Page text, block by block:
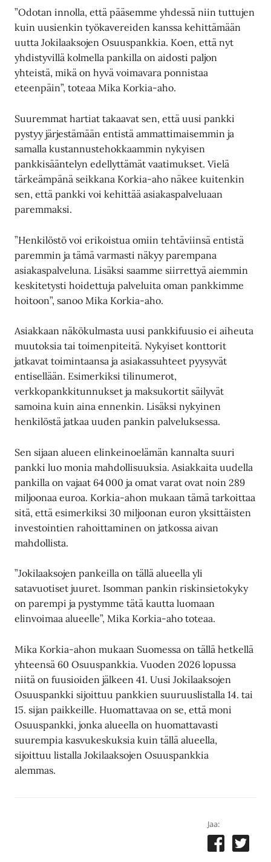
”Odotan innolla, että pääsemme yhdessä niin tuttujen
kuin uusienkin työkavereiden kanssa kehittämään
uutta Jokilaaksojen Osuuspankkia. Koen, että nyt
yhdistyvillä kolmella pankilla on aidosti paljon
yhteistä, mikä on hyvä voimavara ponnistaa
eteenpäin”, toteaa Mika Korkia-aho.
Suuremmat hartiat takaavat sen, että uusi pankki
pystyy järjestämään entistä ammattimaisemmin ja
samalla kustannustehokkaammin nykyisen
pankkisääntelyn edellyttämät vaatimukset. Vielä
tärkeämpänä seikkana Korkia-aho näkee kuitenkin
sen, että pankki voi kehittää asiakaspalveluaan
paremmaksi.
”Henkilöstö voi erikoistua omiin tehtäviinsä entistä
paremmin ja tämä varmasti näkyy parempana
asiakaspalveluna. Lisäksi saamme siirrettyä aiemmin
keskitetysti hoidettuja palveluita oman pankkimme
hoitoon”, sanoo Mika Korkia-aho.
Asiakkaan näkökulmasta uusi pankkifuusio ei aiheuta
muutoksia tai toimenpiteitä. Nykyiset konttorit
jatkavat toimintaansa ja asiakassuhteet pyysyvät
entisellään. Esimerkiksi tilinumerot,
verkkopankkitunnukset ja maksukortit säilyvät
samoina kuin aina ennenkin. Lisäksi nykyinen
henkilöstä jatkaa uuden pankin palveluksessa.
Sen sijaan alueen elinkeinoelämän kannalta suuri
pankki luo monia mahdollisuuksia. Asiakkaita uudella
pankilla on vajaat 64 000 ja omat varat ovat noin 289
miljoonaa euroa. Korkia-ahon mukaan tämä tarkoittaa
sitä, että esimerkiksi 30 miljoonan euron yksittäisten
investointien rahoittaminen on jatkossa aivan
mahdollista.
”Jokilaaksojen pankeilla on tällä alueella yli
satavuotiset juuret. Isomman pankin riskinsietokyky
on parempi ja pystymme tätä kautta luomaan
elinvoimaa alueelle”, Mika Korkia-aho toteaa.
Mika Korkia-ahon mukaan Suomessa on tällä hetkellä
yhteensä 60 Osuuspankkia. Vuoden 2026 lopussa
niitä on fuusioiden jälkeen 41. Uusi Jokilaaksojen
Osuuspankki sijoittuu pankkien suuruuslistalla 14. tai
15. sijan paikkeille. Huomattavaa on se, että moni
Osuuspankki, jonka alueella on huomattavasti
suurempia kasvukeskuksia kuin tällä alueella,
sijoittuu listalla Jokilaaksojen Osuuspankkia
alemmas.
Jaa: